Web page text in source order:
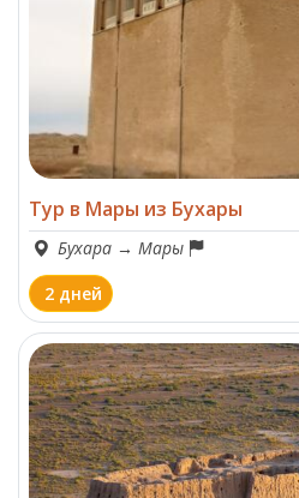
Тур в Мары из Бухары
Бухара → Мары
2 дней